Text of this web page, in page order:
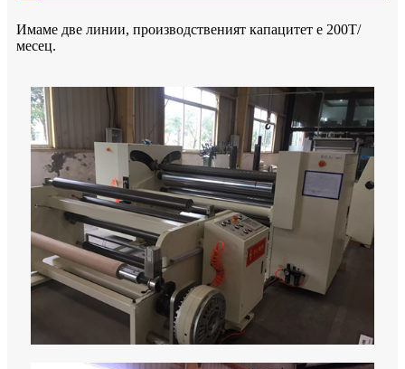
Имаме две линии, производственият капацитет е 200T/
месец.